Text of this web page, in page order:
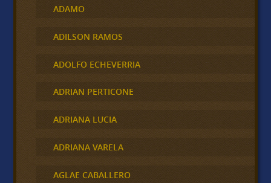
ADAMO
ADILSON RAMOS
ADOLFO ECHEVERRIA
ADRIAN PERTICONE
ADRIANA LUCIA
ADRIANA VARELA
AGLAE CABALLERO